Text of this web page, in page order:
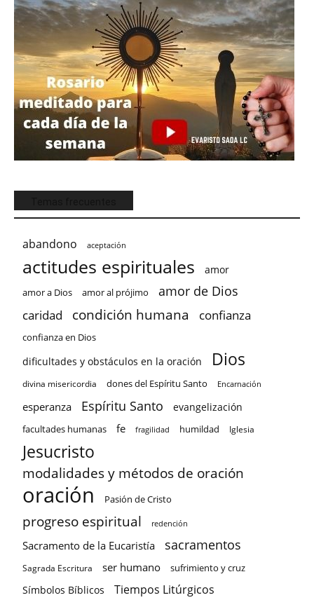
abandono aceptación
actitudes espirituales amor
amor a Dios amor al prójimo amor de Dios
caridad condición humana confianza
confianza en Dios
dificultades y obstáculos en la oración Dios
divina misericordia dones del Espíritu Santo Encarnación
esperanza Espíritu Santo evangelización
facultades humanas fe fragilidad humildad Iglesia
Jesucristo
modalidades y métodos de oración
oración Pasión de Cristo
progreso espiritual redención
Sacramento de la Eucaristía sacramentos
Sagrada Escritura ser humano sufrimiento y cruz
Símbolos Bíblicos Tiempos Litúrgicos